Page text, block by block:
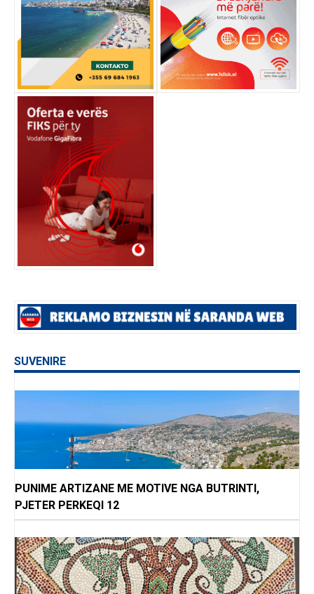
SUVENIRE
PUNIME ARTIZANE ME MOTIVE NGA BUTRINTI,
PJETER PERKEQI 12